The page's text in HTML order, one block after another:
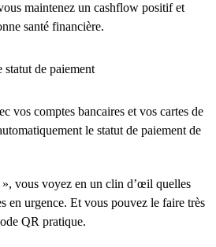
maintenez un cashflow positif et
santé financière.
de paiement
vos comptes bancaires et vos cartes de
le statut de paiement de
vous voyez en un clin d’œil quelles
en urgence. Et vous pouvez le faire très
QR pratique.